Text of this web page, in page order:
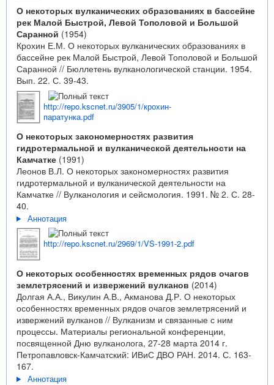
О некоторых вулканических образованиях в бассейне
рек Малой Быстрой, Левой Тополовой и Большой
Саранной (1954)
Крохин Е.М. О некоторых вулканических образованиях в
бассейне рек Малой Быстрой, Левой Тополовой и Большой
Саранной // Бюллетень вулканологической станции. 1954.
Вып. 22. С. 39-43.
http://repo.kscnet.ru/3905/1/крохин-
паратунка.pdf
О некоторых закономерностях развития
гидротермальной и вулканической деятельности на
Камчатке (1991)
Леонов В.Л. О некоторых закономерностях развития
гидротермальной и вулканической деятельности на
Камчатке // Вулканология и сейсмология. 1991. № 2. С. 28-
40.
Аннотация
http://repo.kscnet.ru/2969/1/VS-1991-2.pdf
О некоторых особенностях временных рядов очагов
землетрясений и извержений вулканов (2014)
Долгая А.А., Викулин А.В., Акманова Д.Р. О некоторых
особенностях временных рядов очагов землетрясений и
извержений вулканов // Вулканизм и связанные с ним
процессы. Материалы региональной конференции,
посвященной Дню вулканолога, 27-28 марта 2014 г.
Петропавловск-Камчатский: ИВиС ДВО РАН. 2014. С. 163-
167.
Аннотация